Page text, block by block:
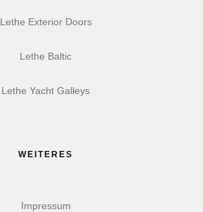
Lethe Exterior Doors
Lethe Baltic
Lethe Yacht Galleys
WEITERES
Impressum